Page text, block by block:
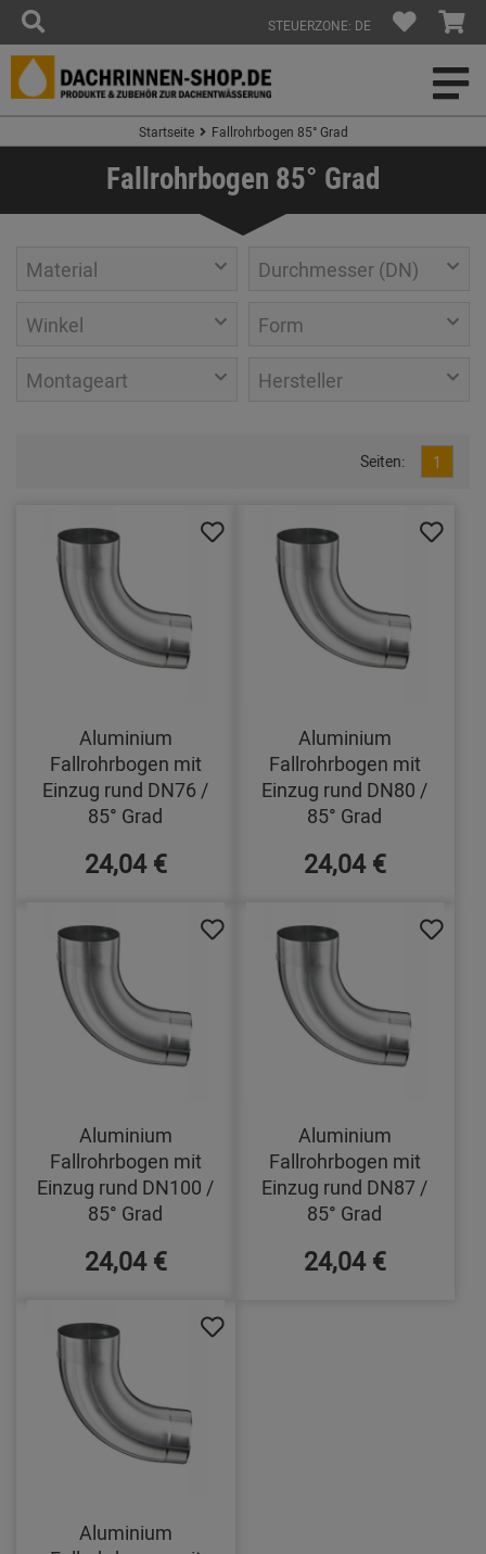
STEUERZONE: DE
Startseite Fallrohrbogen 85° Grad
Fallrohrbogen 85° Grad
Material Durchmesser (DN)
Winkel Form
Montageart Hersteller
Seiten: 1
Aluminium
Fallrohrbogen mit
Einzug rund DN76 /
85° Grad
24,04 €
Aluminium
Fallrohrbogen mit
Einzug rund DN80 /
85° Grad
24,04 €
Aluminium
Fallrohrbogen mit
Einzug rund DN100 /
85° Grad
24,04 €
Aluminium
Fallrohrbogen mit
Einzug rund DN87 /
85° Grad
24,04 €
Aluminium